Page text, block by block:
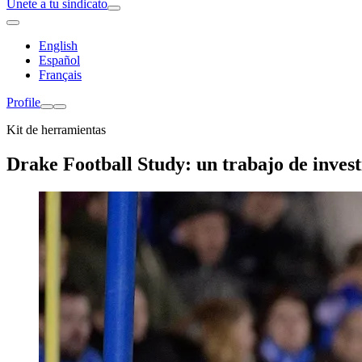
Únete a tu sindicato
English
Español
Français
Profile
Kit de herramientas
Drake Football Study: un trabajo de